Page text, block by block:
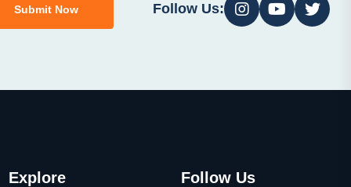
Submit Now Follow Us:
Explore Follow Us